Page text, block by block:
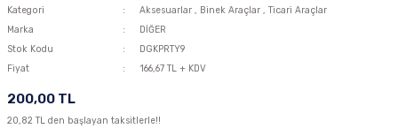
Kategori Aksesuarlar , Binek Araçlar , Ticari Araçlar
Marka
DİĞER
Stok Kodu
DGKPRTY9
Fiyat
166,67 TL + KDV
200,00 TL
20,82 TL den başlayan taksitlerle!!